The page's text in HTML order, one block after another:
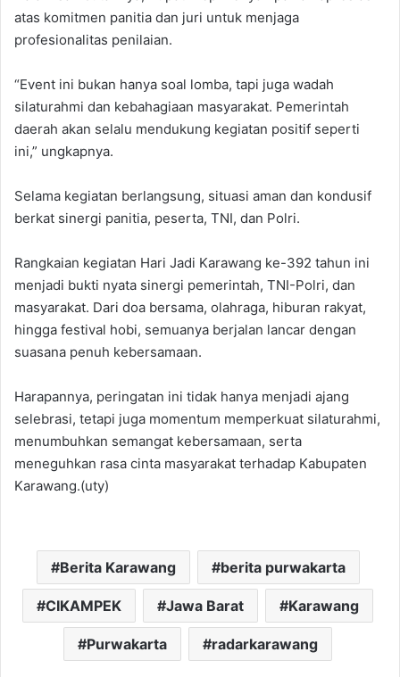
atas komitmen panitia dan juri untuk menjaga
profesionalitas penilaian.
‎“Event ini bukan hanya soal lomba, tapi juga wadah
silaturahmi dan kebahagiaan masyarakat. Pemerintah
daerah akan selalu mendukung kegiatan positif seperti
ini,” ungkapnya.
‎Selama kegiatan berlangsung, situasi aman dan kondusif
berkat sinergi panitia, peserta, TNI, dan Polri.
‎Rangkaian kegiatan Hari Jadi Karawang ke-392 tahun ini
menjadi bukti nyata sinergi pemerintah, TNI-Polri, dan
masyarakat. Dari doa bersama, olahraga, hiburan rakyat,
hingga festival hobi, semuanya berjalan lancar dengan
suasana penuh kebersamaan.
‎Harapannya, peringatan ini tidak hanya menjadi ajang
selebrasi, tetapi juga momentum memperkuat silaturahmi,
menumbuhkan semangat kebersamaan, serta
meneguhkan rasa cinta masyarakat terhadap Kabupaten
Karawang.(uty)
Berita Karawang berita purwakarta
CIKAMPEK Jawa Barat Karawang
Purwakarta radarkarawang